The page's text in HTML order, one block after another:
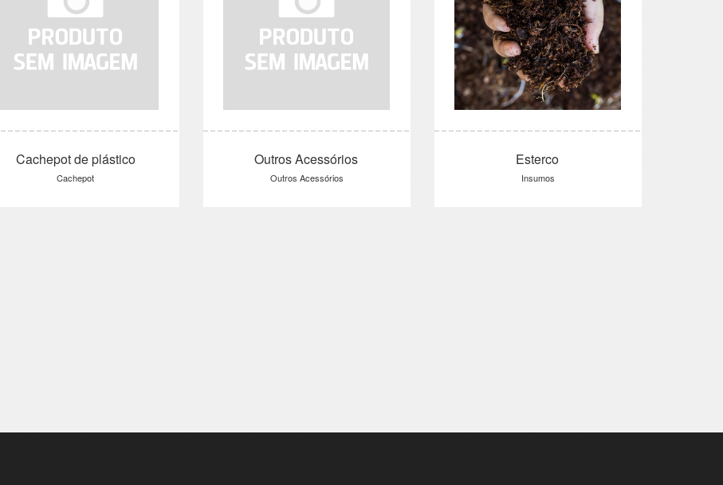
Cachepot de plástico
Cachepot
Outros Acessórios
Outros Acessórios
Esterco
Insumos